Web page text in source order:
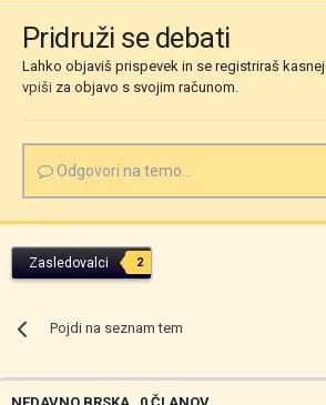
Pridruži se debati
Lahko objaviš prispevek in se registriraš
vpiši za objavo s svojim računom.
Odgovori na temo...
Zasledovalci 2
Pojdi na seznam tem